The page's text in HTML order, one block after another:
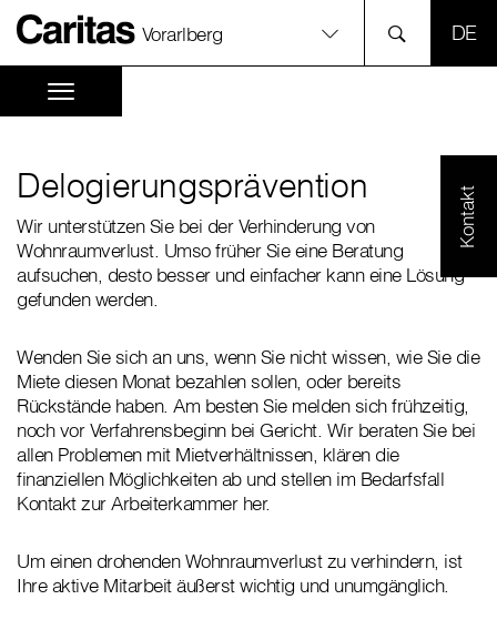
Vorarlberg
Kontakt
Delogierungsprävention
Wir unterstützen Sie bei der Verhinderung von
Wohnraumverlust. Umso früher Sie eine Beratung
aufsuchen, desto besser und einfacher kann eine Lösung
gefunden werden.
Wenden Sie sich an uns, wenn Sie nicht wissen, wie Sie die
Miete diesen Monat bezahlen sollen, oder bereits
Rückstände haben. Am besten Sie melden sich frühzeitig,
noch vor Verfahrensbeginn bei Gericht. Wir beraten Sie bei
allen Problemen mit Mietverhältnissen, klären die
finanziellen Möglichkeiten ab und stellen im Bedarfsfall
Kontakt zur Arbeiterkammer her.
Um einen drohenden Wohnraumverlust zu verhindern, ist
Ihre aktive Mitarbeit äußerst wichtig und unumgänglich.